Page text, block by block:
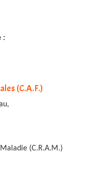
:
(C.A.F.)
Maladie (C.R.A.M.)